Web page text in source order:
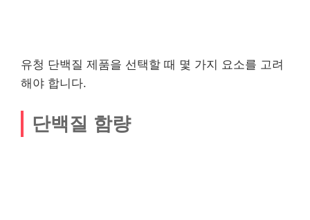
유청 단백질 제품을 선택할 때 몇 가지 요소를 고려
해야 합니다.
단백질 함량